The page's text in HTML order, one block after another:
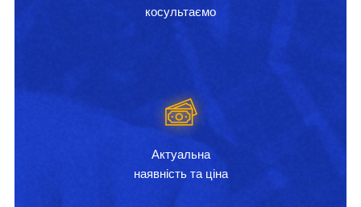
косультаємо
Актуальна
наявність та ціна